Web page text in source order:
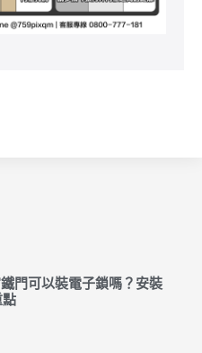
鐵門可以裝電子鎖嗎？安裝